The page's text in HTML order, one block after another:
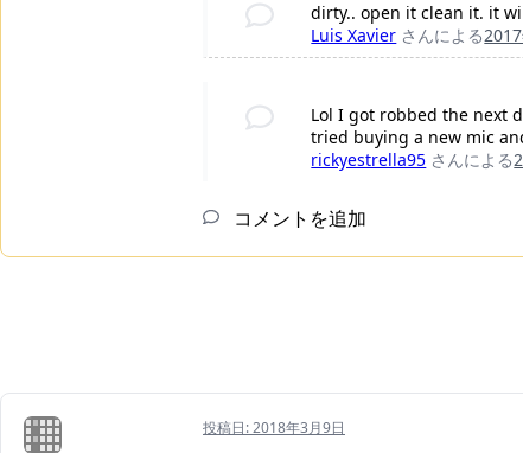
dirty.. open it clean it. it
Luis Xavier さんによる
Lol I got robbed the next
tried buying a new mic
rickyestrella95 さんによる
コメントを追加
投稿日:2018年3月9日